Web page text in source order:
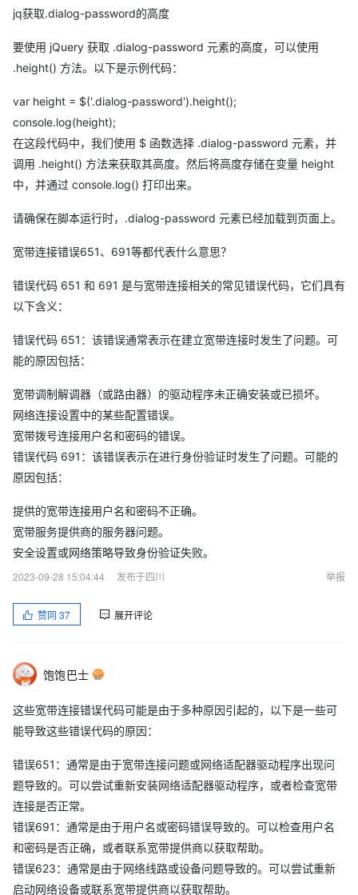
jq获取.dialog-password的高度
要使用 jQuery 获取 .dialog-password 元素的高度，可以使用
.height() 方法。以下是示例代码：
var height = $('.dialog-password').height();
console.log(height);
在这段代码中，我们使用 $ 函数选择 .dialog-password 元素，并
调用 .height() 方法来获取其高度。然后将高度存储在变量 height
中，并通过 console.log() 打印出来。
请确保在脚本运行时，.dialog-password 元素已经加载到页面上。
宽带连接错误651、691等都代表什么意思？
错误代码 651 和 691 是与宽带连接相关的常见错误代码，它们具有
以下含义：
错误代码 651：该错误通常表示在建立宽带连接时发生了问题。可
能的原因包括：
宽带调制解调器（或路由器）的驱动程序未正确安装或已损坏。
网络连接设置中的某些配置错误。
宽带拨号连接用户名和密码的错误。
错误代码 691：该错误表示在进行身份验证时发生了问题。可能的
原因包括：
提供的宽带连接用户名和密码不正确。
宽带服务提供商的服务器问题。
安全设置或网络策略导致身份验证失败。
2023-09-28 15:04:44
发布于四川 举报
赞同 37 展开评论
饱饱巴士
这些宽带连接错误代码可能是由于多种原因引起的，以下是一些可
能导致这些错误代码的原因：
错误651：通常是由于宽带连接问题或网络适配器驱动程序出现问
题导致的。可以尝试重新安装网络适配器驱动程序，或者检查宽带
连接是否正常。
错误691：通常是由于用户名或密码错误导致的。可以检查用户名
和密码是否正确，或者联系宽带提供商以获取帮助。
错误623：通常是由于网络线路或设备问题导致的。可以尝试重新
启动网络设备或联系宽带提供商以获取帮助。